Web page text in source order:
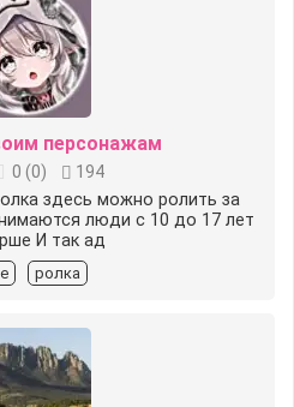
персонажам
0 (0)
194
здесь можно ролить за
люди с 10 до 17 лет
И так ад
ролка